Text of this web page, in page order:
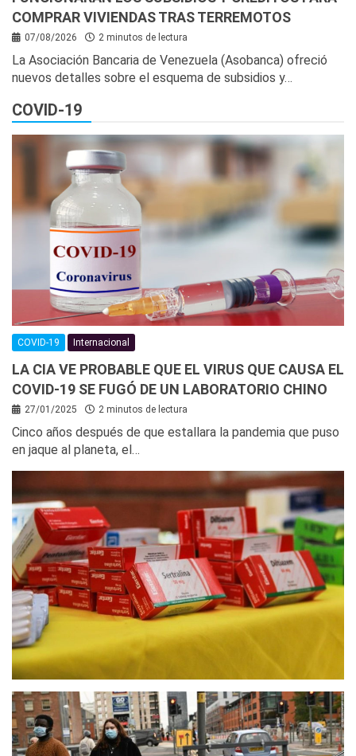
COMPRAR VIVIENDAS TRAS TERREMOTOS
07/08/2026 2 minutos de lectura
La Asociación Bancaria de Venezuela (Asobanca) ofreció
nuevos detalles sobre el esquema de subsidios y…
COVID-19
COVID-19 Internacional
LA CIA VE PROBABLE QUE EL VIRUS QUE CAUSA EL
COVID-19 SE FUGÓ DE UN LABORATORIO CHINO
27/01/2025 2 minutos de lectura
Cinco años después de que estallara la pandemia que puso
en jaque al planeta, el…